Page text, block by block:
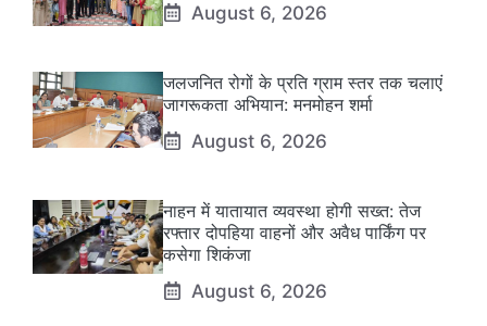
August 6, 2026
जलजनित रोगों के प्रति ग्राम स्तर तक चलाएं
जागरूकता अभियान: मनमोहन शर्मा
August 6, 2026
नाहन में यातायात व्यवस्था होगी सख्त: तेज
रफ्तार दोपहिया वाहनों और अवैध पार्किंग पर
कसेगा शिकंजा
August 6, 2026